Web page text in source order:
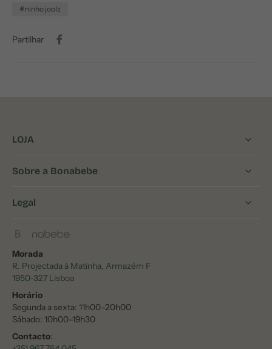
#ninho joolz
Partilhar
LOJA
Sobre a Bonabebe
Legal
Morada
R. Projectada à Matinha, Armazém F
1950-327 Lisboa
Horário
Segunda a sexta: 11h00–20h00
Sábado: 10h00–19h30
Contacto: